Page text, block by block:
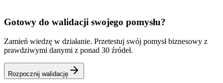
Gotowy do walidacji swojego pomysłu?
Zamień wiedzę w działanie. Przetestuj swój pomysł biznesowy z
prawdziwymi danymi z ponad 30 źródeł.
Rozpocznij walidację